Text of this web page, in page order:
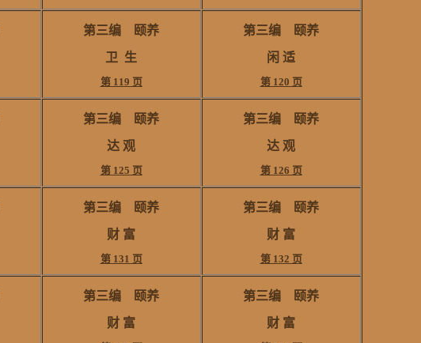
第三编 颐养
卫 生
第 119 页
第三编 颐养
闲 适
第 120 页
第三编 颐养
达 观
第 125 页
第三编 颐养
达 观
第 126 页
第三编 颐养
财 富
第 131 页
第三编 颐养
财 富
第 132 页
第三编 颐养
财 富
第三编 颐养
财 富